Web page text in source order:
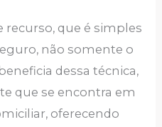
recurso, que é simples
não somente o
dessa técnica,
que se encontra em
oferecendo